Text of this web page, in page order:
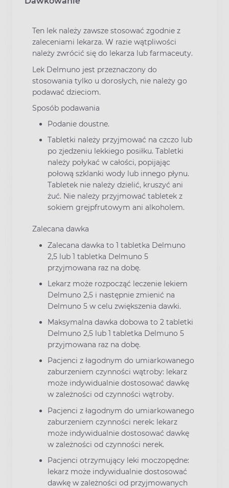
Ten lek należy zawsze stosować zgodnie z
zaleceniami lekarza. W razie wątpliwości
należy zwrócić się do lekarza lub farmaceuty.
Lek Delmuno jest przeznaczony do
stosowania tylko u dorosłych, nie należy go
podawać dzieciom.
Sposób podawania
Podanie doustne.
Tabletki należy przyjmować na czczo lub
po zjedzeniu lekkiego posiłku. Tabletki
należy połykać w całości, popijając
połową szklanki wody lub innego płynu.
Tabletek nie należy dzielić, kruszyć ani
żuć. Nie należy przyjmować tabletek z
sokiem grejpfrutowym ani alkoholem.
Zalecana dawka
Zalecana dawka to 1 tabletka Delmuno
2,5 lub 1 tabletka Delmuno 5
przyjmowana raz na dobę.
Lekarz może rozpocząć leczenie lekiem
Delmuno 2,5 i następnie zmienić na
Delmuno 5 w celu zwiększenia dawki.
Maksymalna dawka dobowa to 2 tabletki
Delmuno 2,5 lub 1 tabletka Delmuno 5
przyjmowana raz na dobę.
Pacjenci z łagodnym do umiarkowanego
zaburzeniem czynności wątroby: lekarz
może indywidualnie dostosować dawkę
w zależności od czynności wątroby.
Pacjenci z łagodnym do umiarkowanego
zaburzeniem czynności nerek: lekarz
może indywidualnie dostosować dawkę
w zależności od czynności nerek.
Pacjenci otrzymujący leki moczopędne:
lekarz może indywidualnie dostosować
dawkę w zależności od przyjmowanych